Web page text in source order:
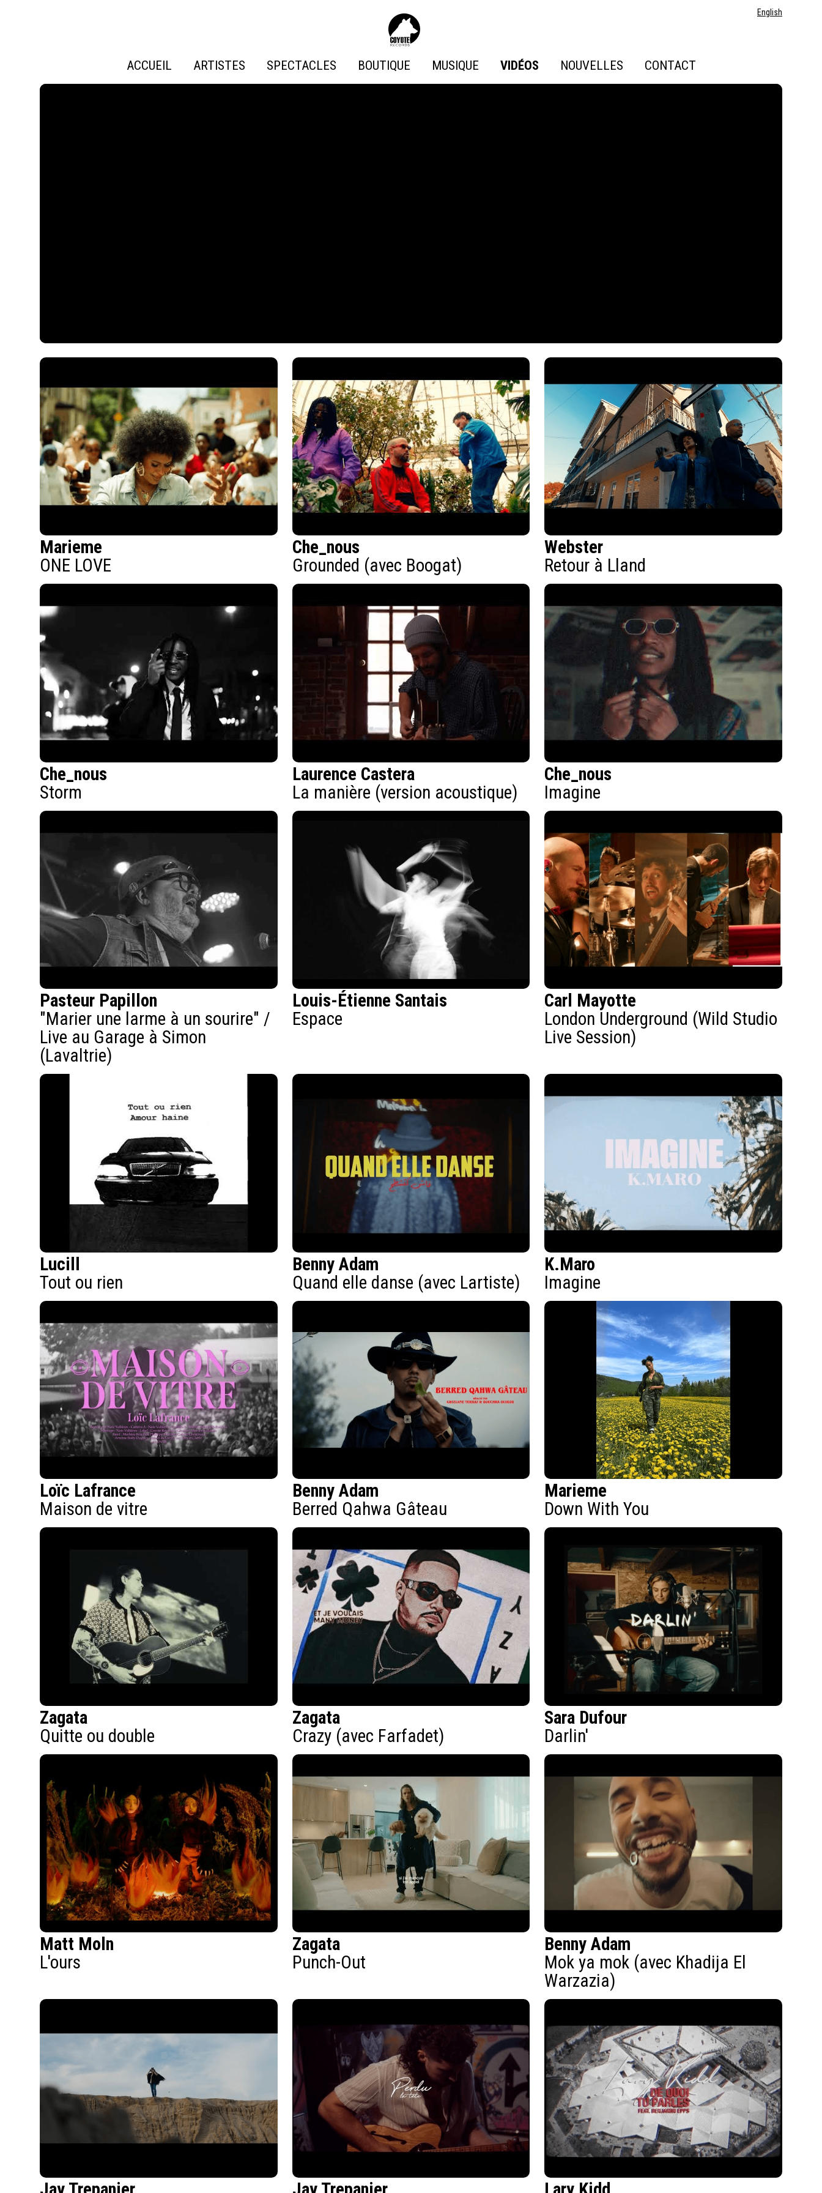
Records
ACCUEIL ARTISTES SPECTACLES BOUTIQUE MUSIQUE VIDÉOS NOUVELLES CONTACT
English
Marieme
ONE LOVE
Che_nous
Grounded (avec Boogat)
Webster
Retour à Lland
Che_nous
Storm
Laurence Castera
La manière (version acoustique)
Che_nous
Imagine
Pasteur Papillon
"Marier une larme à un sourire" /
Live au Garage à Simon
(Lavaltrie)
Louis-Étienne Santais
Espace
Carl Mayotte
London Underground (Wild Studio
Live Session)
Lucill
Tout ou rien
Benny Adam
Quand elle danse (avec Lartiste)
K.Maro
Imagine
Loïc Lafrance
Maison de vitre
Benny Adam
Berred Qahwa Gâteau
Marieme
Down With You
Zagata
Quitte ou double
Zagata
Crazy (avec Farfadet)
Sara Dufour
Darlin'
Matt Moln
L'ours
Zagata
Punch-Out
Benny Adam
Mok ya mok (avec Khadija El
Warzazia)